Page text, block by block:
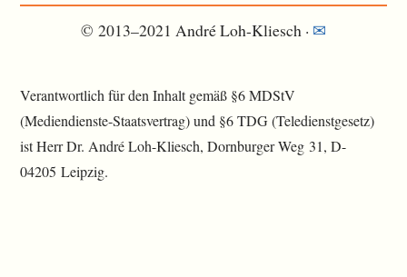
© 2013–2021 André Loh-Kliesch · ✉︎
Verantwortlich für den Inhalt gemäß §6 MDStV
(Mediendienste-Staatsvertrag) und §6 TDG (Teledienstgesetz)
ist Herr Dr. André Loh-Kliesch, Dornburger Weg 31, D-
04205 Leipzig.